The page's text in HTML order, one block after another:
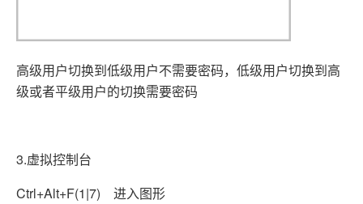
高级用户切换到低级用户不需要密码，低级用户切换到高
级或者平级用户的切换需要密码
3.虚拟控制台
Ctrl+Alt+F(1|7) 进入图形